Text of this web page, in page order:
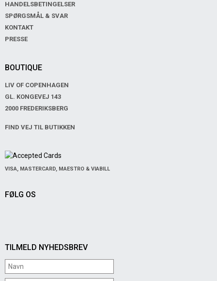
HANDELSBETINGELSER
SPØRGSMÅL & SVAR
KONTAKT
PRESSE
BOUTIQUE
LIV OF COPENHAGEN
GL. KONGEVEJ 143
2000 FREDERIKSBERG
FIND VEJ TIL BUTIKKEN
TILMELD NYHEDSBREV
FØLG OS
VISA, MASTERCARD, MAESTRO & VIABILL